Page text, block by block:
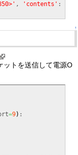
, 'contents'
↑
ットを送信して電源O
=9) :